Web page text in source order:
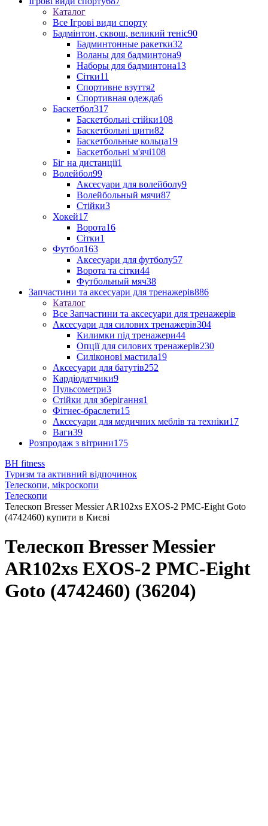
Каталог
Все Ігрові види спорту
Бадмінтон, сквош, великий теніс90
Бадминтонные ракетки32
Воланы для бадминтона9
Наборы для бадминтона13
Сітки11
Спортивне взуття2
Спортивная одежда6
Баскетбол317
Баскетбольні стійки108
Баскетбольні щити82
Баскетбольные кольца19
Баскетбольні м'ячі108
Біг на дистанції1
Волейбол99
Аксесуари для волейболу9
Волейбольный мячи87
Стійки3
Хокей17
Ворота16
Сітки1
Футбол163
Аксесуари для футболу57
Ворота та сітки44
Футбольный мяч38
Запчастини та аксесуари для тренажерів886
Каталог
Все Запчастини та аксесуари для тренажерів
Аксесуари для силових тренажерів304
Килимки під тренажери44
Опції для силових тренажерів230
Силіконові мастила19
Аксесуари для батутів252
Кардіодатчики9
Пульсометри3
Стійки для зберігання1
Фітнес-браслети15
Аксесуари для медичних меблів та техніки17
Ваги39
Розпродаж з вітрини175
BH fitness
Туризм та активний відпочинок
Телескопи, мікроскопи
Телескопи
Телескоп Bresser Messier AR102xs EXOS-2 PMC-Eight Goto
(4742460) купити в Києві
Телескоп Bresser Messier
AR102xs EXOS-2 PMC-Eight
Goto (4742460) (36204)